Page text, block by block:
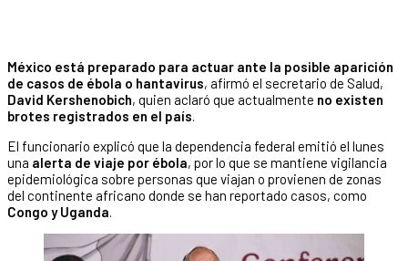
México está preparado para actuar ante la posible aparición
de casos de ébola o hantavirus, afirmó el secretario de Salud,
David Kershenobich, quien aclaró que actualmente no existen
brotes registrados en el país.
El funcionario explicó que la dependencia federal emitió el lunes
una alerta de viaje por ébola, por lo que se mantiene vigilancia
epidemiológica sobre personas que viajan o provienen de zonas
del continente africano donde se han reportado casos, como
Congo y Uganda.